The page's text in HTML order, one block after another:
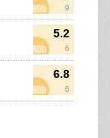
9
5.2
6
6.8
6